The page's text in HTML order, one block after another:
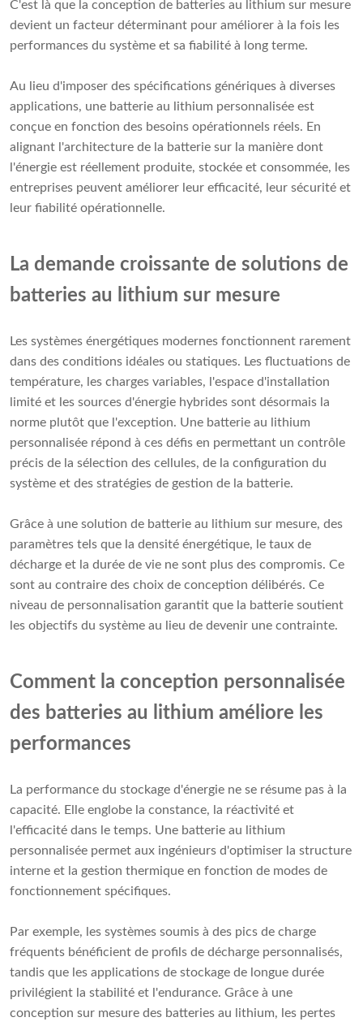
C'est là que la conception de batteries au lithium sur mesure
devient un facteur déterminant pour améliorer à la fois les
performances du système et sa fiabilité à long terme.
Au lieu d'imposer des spécifications génériques à diverses
applications, une batterie au lithium personnalisée est
conçue en fonction des besoins opérationnels réels. En
alignant l'architecture de la batterie sur la manière dont
l'énergie est réellement produite, stockée et consommée, les
entreprises peuvent améliorer leur efficacité, leur sécurité et
leur fiabilité opérationnelle.
La demande croissante de solutions de
batteries au lithium sur mesure
Les systèmes énergétiques modernes fonctionnent rarement
dans des conditions idéales ou statiques. Les fluctuations de
température, les charges variables, l'espace d'installation
limité et les sources d'énergie hybrides sont désormais la
norme plutôt que l'exception. Une batterie au lithium
personnalisée répond à ces défis en permettant un contrôle
précis de la sélection des cellules, de la configuration du
système et des stratégies de gestion de la batterie.
Grâce à une solution de batterie au lithium sur mesure, des
paramètres tels que la densité énergétique, le taux de
décharge et la durée de vie ne sont plus des compromis. Ce
sont au contraire des choix de conception délibérés. Ce
niveau de personnalisation garantit que la batterie soutient
les objectifs du système au lieu de devenir une contrainte.
Comment la conception personnalisée
des batteries au lithium améliore les
performances
La performance du stockage d'énergie ne se résume pas à la
capacité. Elle englobe la constance, la réactivité et
l'efficacité dans le temps. Une batterie au lithium
personnalisée permet aux ingénieurs d'optimiser la structure
interne et la gestion thermique en fonction de modes de
fonctionnement spécifiques.
Par exemple, les systèmes soumis à des pics de charge
fréquents bénéficient de profils de décharge personnalisés,
tandis que les applications de stockage de longue durée
privilégient la stabilité et l'endurance. Grâce à une
conception sur mesure des batteries au lithium, les pertes